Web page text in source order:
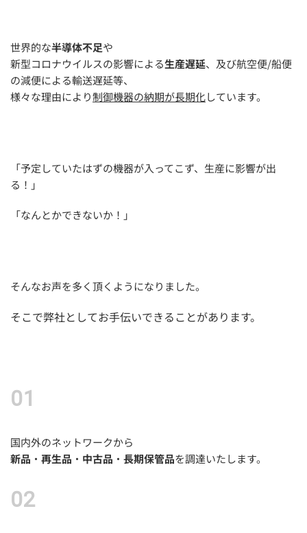
世界的な半導体不足や
新型コロナウイルスの影響による生産遅延、及び航空便/船便
の減便による輸送遅延等、
様々な理由により制御機器の納期が長期化しています。
「予定していたはずの機器が入ってこず、生産に影響が出
る！」
「なんとかできないか！」
そんなお声を多く頂くようになりました。
そこで弊社としてお手伝いできることがあります。
国内外のネットワークから
新品 ・ 再生品 ・ 中古品 ・ 長期保管品を調達いたします。